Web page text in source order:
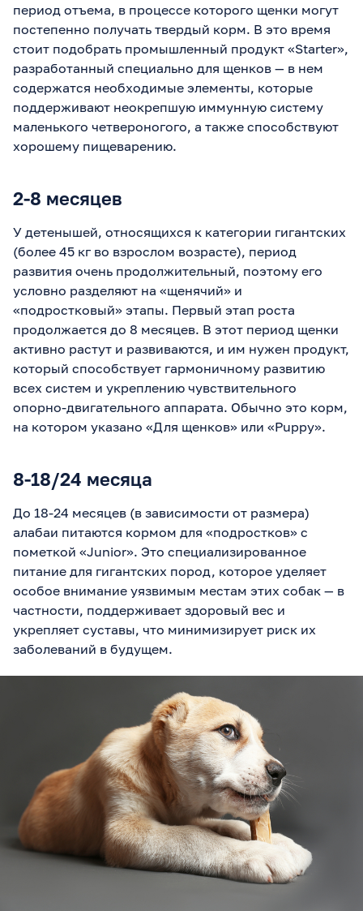
период отъема, в процессе которого щенки могут
постепенно получать твердый корм. В это время
стоит подобрать промышленный продукт «Starter»,
разработанный специально для щенков — в нем
содержатся необходимые элементы, которые
поддерживают неокрепшую иммунную систему
маленького четвероногого, а также способствуют
хорошему пищеварению.
2-8 месяцев
У детенышей, относящихся к категории гигантских
(более 45 кг во взрослом возрасте), период
развития очень продолжительный, поэтому его
условно разделяют на «щенячий» и
«подростковый» этапы. Первый этап роста
продолжается до 8 месяцев. В этот период щенки
активно растут и развиваются, и им нужен продукт,
который способствует гармоничному развитию
всех систем и укреплению чувствительного
опорно-двигательного аппарата. Обычно это корм,
на котором указано «Для щенков» или «Puppy».
8-18/24 месяца
До 18-24 месяцев (в зависимости от размера)
алабаи питаются кормом для «подростков» с
пометкой «Junior». Это специализированное
питание для гигантских пород, которое уделяет
особое внимание уязвимым местам этих собак — в
частности, поддерживает здоровый вес и
укрепляет суставы, что минимизирует риск их
заболеваний в будущем.